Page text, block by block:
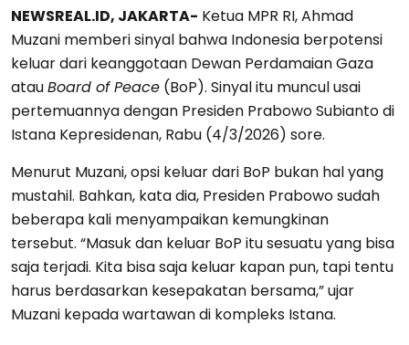
NEWSREAL.ID, JAKARTA- Ketua MPR RI, Ahmad
Muzani memberi sinyal bahwa Indonesia berpotensi
keluar dari keanggotaan Dewan Perdamaian Gaza
atauBoard of Peace (BoP). Sinyal itu muncul usai
pertemuannya dengan Presiden Prabowo Subianto di
Istana Kepresidenan, Rabu (4/3/2026) sore.
Menurut Muzani, opsi keluar dari BoP bukan hal yang
mustahil. Bahkan, kata dia, Presiden Prabowo sudah
beberapa kali menyampaikan kemungkinan
tersebut. “Masuk dan keluar BoP itu sesuatu yang bisa
saja terjadi. Kita bisa saja keluar kapan pun, tapi tentu
harus berdasarkan kesepakatan bersama,” ujar
Muzani kepada wartawan di kompleks Istana.